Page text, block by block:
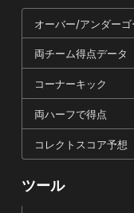
オーバー/アンダー
両チーム得点データ
コーナーキック
両ハーフで得点
コレクトスコア予想
ツール